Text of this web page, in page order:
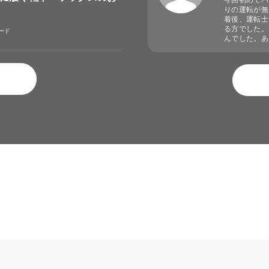
ド
りの運転が
着後、運転
る方でした
んでした。